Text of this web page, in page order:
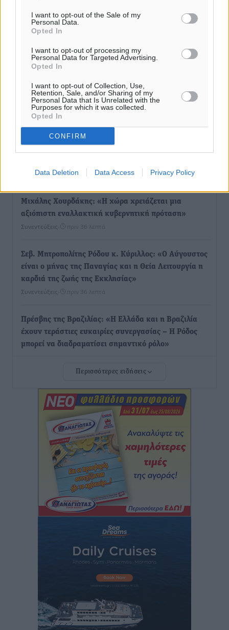
I want to opt-out of the Sale of my
Personal Data.
Opted In
I want to opt-out of processing my
Personal Data for Targeted Advertising.
Opted In
I want to opt-out of Collection, Use,
Retention, Sale, and/or Sharing of my
Personal Data that Is Unrelated with the
Purposes for which it was collected.
Opted In
CONFIRM
Data Deletion Data Access Privacy Policy
Το νέο Ειδικό Χωροταξικό για τον Τουρισμό
Τοπικές Ειδήσεις• πριν 31 λεπτά
Γιάννης Βασιλάκης: «Η Πρωτοβάθμια Φροντίδα
Υγείας πρέπει να φτάνει σε κάθε γωνιά – Ενισχύουμε
τις δομές, δεν τις αποδυναμώνουμε»
Συνεντεύξεις•
Συνεντεύξεις• πριν 35 λεπτά
Μιχάλης Χουρδάκης: «Η χώρα χρειάζεται μια
αξιόπιστη εναλλακτική κυβερνητική πρόταση»
Συνεντεύξεις πριν 36 λεπτά
Σεβ. Μητροπολίτης Ρόδου κ. Κύριλλος: «Ο Αύγουστος
είναι ο μήνας της Παναγίας και η Θεία Λειτουργία η
καρδιά της ζωής της Εκκλησίας»
Συνεντεύξεις πριν 36 λεπτά
Πρέσβης της Βραζιλίας: «Η Ελλάδα και η Βραζιλία
έχουν τεράστιες ευκαιρίες συνεργασίας – Η Ρόδος
μπορεί να διαδραματίσει σημαντικό ρόλο»
το μέλλον της μέσα στην αβεβαιότητα
Συνεντεύξεις• πριν 39 λεπτά
Η υπογεννητικότητα βάζει λουκέτο σε 11 σχολεία
Πρωτοβάθμιας στα Δωδεκάνησα
πριν 40 λεπτά
Κ. Σπανός: Παρά την αυξημένη τουριστική κίνηση, η
αγορά της Ρόδου κινείται κάτω από τις προσδοκίες
Ρεπορτάζ• πριν 42 λεπτά
περισσεύουν 14
Δημο-Κρίσεις• πριν 44 λεπτά
Περισσότερες ειδήσεις